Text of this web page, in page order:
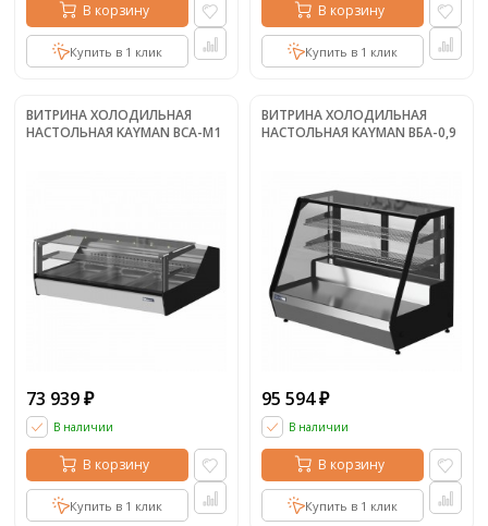
В корзину
Купить в 1 клик
В корзину
Купить в 1 клик
ВИТРИНА ХОЛОДИЛЬНАЯ
НАСТОЛЬНАЯ KAYMAN ВСА-М1
73 939 ₽
В наличии
В корзину
Купить в 1 клик
ВИТРИНА ХОЛОДИЛЬНАЯ
НАСТОЛЬНАЯ KAYMAN ВБА-0,9
95 594 ₽
В наличии
В корзину
Купить в 1 клик